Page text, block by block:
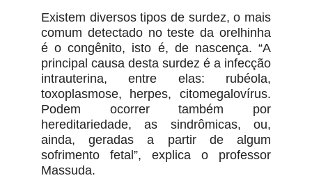
Existem diversos tipos de surdez, o mais
comum detectado no teste da orelhinha
é o congênito, isto é, de nascença. “A
principal causa desta surdez é a infecção
intrauterina, entre elas: rubéola,
toxoplasmose, herpes, citomegalovírus.
Podem ocorrer também por
hereditariedade, as sindrômicas, ou,
ainda, geradas a partir de algum
sofrimento fetal”, explica o professor
Massuda.